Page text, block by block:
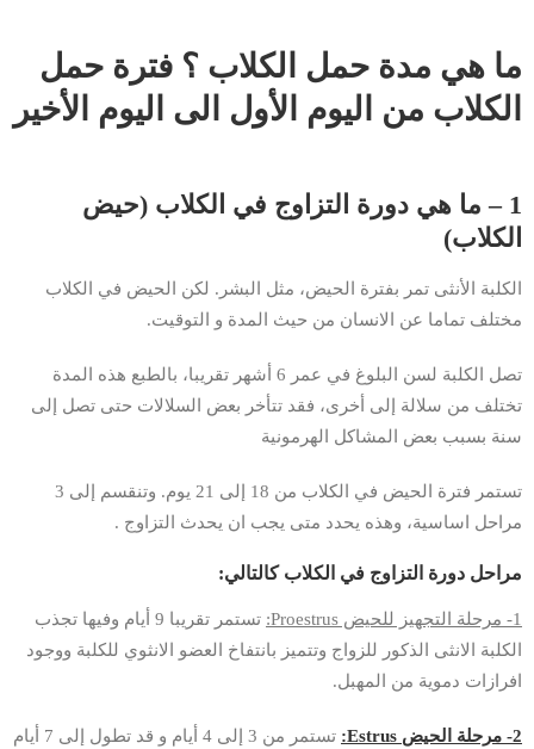
ما هي مدة حمل الكلاب ؟ فترة حمل
الكلاب من اليوم الأول الى اليوم الأخير
1 – ما هي دورة التزاوج في الكلاب (حيض
الكلاب)
الكلبة الأنثى تمر بفترة الحيض، مثل البشر. لكن الحيض في الكلاب
مختلف تماما عن الانسان من حيث المدة و التوقيت.
تصل الكلبة لسن البلوغ في عمر 6 أشهر تقريبا، بالطبع هذه المدة
تختلف من سلالة إلى أخرى، فقد تتأخر بعض السلالات حتى تصل إلى
سنة بسبب بعض المشاكل الهرمونية
تستمر فترة الحيض في الكلاب من 18 إلى 21 يوم. وتنقسم إلى 3
مراحل اساسية، وهذه يحدد متى يجب ان يحدث التزاوج .
مراحل دورة التزاوج في الكلاب كالتالي:
1- مرحلة التجهيز للحيض Proestrus:
تستمر تقريبا 9 أيام وفيها تجذب
الكلبة الانثى الذكور للزواج وتتميز بانتفاخ العضو الانثوي للكلبة ووجود
افرازات دموية من المهبل.
2- مرحلة الحيض Estrus:
تستمر من 3 إلى 4 أيام و قد تطول إلى 7 أيام